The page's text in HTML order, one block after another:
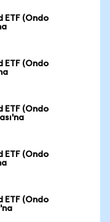
ETF (Ondo
ETF (Ondo
ETF (Ondo
ETF (Ondo
ETF (Ondo